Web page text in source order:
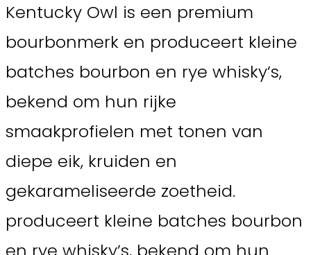
Kentucky Owl is een premium
bourbonmerk en produceert kleine
batches bourbon en rye whisky’s,
bekend om hun rijke
smaakprofielen met tonen van
diepe eik, kruiden en
gekarameliseerde zoetheid.
produceert kleine batches bourbon